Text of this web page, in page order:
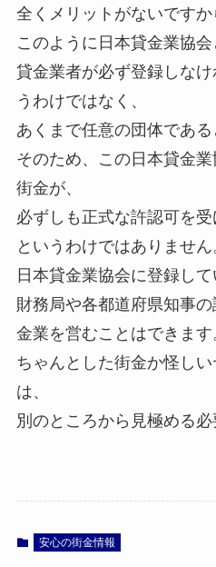
全くメリットがないですか
このように日本貸金業協会
貸金業者が必ず登録しな
うわけではなく、
あくまで任意の団体である
そのため、この日本貸金
街金が、
必ずしも正式な許認可を
というわけではありません
日本貸金業協会に登録して
財務局や各都道府県知事
金業を営むことはできます
ちゃんとした街金か怪し
は、
別のところから見極める必
安心の街金情報